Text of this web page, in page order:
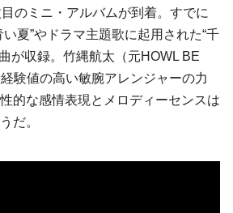
のミニ・アルバムが到着。すでに
夏”やドラマ主題歌に起用された“千
が収録。竹縄航太（元HOWL BE
験値の高い敏腕アレンジャーの力
的な感情表現とメロディーセンスは
だ。